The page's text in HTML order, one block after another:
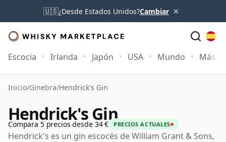
🇺🇸¿Desde Estados Unidos?Cambiar ×
Escocia Irlanda Japón USA Mundo Más
Inicio/Ginebra/Hendrick's Gin
Hendrick's Gin
Compara 5 precios desde 34 € PRECIOS ACTUALES
Hendrick's es un gin escocés de William Grant & Sons,